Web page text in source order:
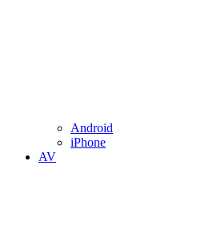
Android
iPhone
AV